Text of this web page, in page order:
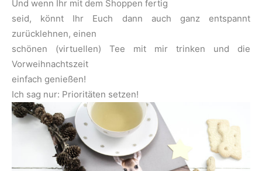
Und wenn Ihr mit dem Shoppen fertig
seid, könnt Ihr Euch dann auch ganz entspannt
zurücklehnen, einen
schönen (virtuellen) Tee mit mir trinken und die
Vorweihnachtszeit
einfach genießen!
Ich sag nur: Prioritäten setzen!